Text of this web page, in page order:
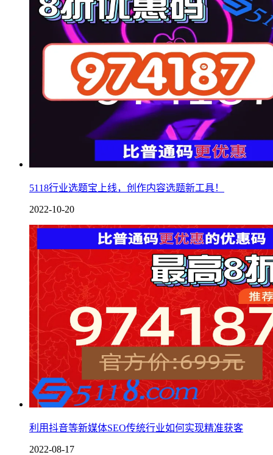
5118行业选题宝上线，创作内容选题新工具！
2022-10-20
利用抖音等新媒体SEO传统行业如何实现精准获客
2022-08-17